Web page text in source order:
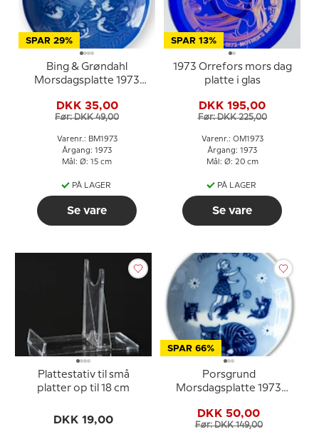
SPAR 29%
Bing & Grøndahl
Morsdagsplatte 1973
DKK 35,00
Før: DKK 49,00
Varenr.: BM1973
Årgang: 1973
Mål: Ø: 15 cm
PÅ LAGER
Se vare
SPAR 13%
1973 Orrefors mors dag
platte i glas
DKK 195,00
Før: DKK 225,00
Varenr.: OM1973
Årgang: 1973
Mål: Ø: 20 cm
PÅ LAGER
Se vare
Plattestativ til små
platter op til 18 cm
DKK 19,00
SPAR 66%
Porsgrund
Morsdagsplatte 1973
DKK 50,00
Før: DKK 149,00